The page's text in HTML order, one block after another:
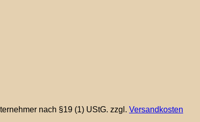
nach §19 (1) UStG. zzgl. Versandkosten